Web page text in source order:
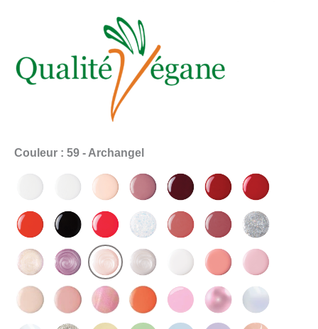
Couleur : 59 - Archangel